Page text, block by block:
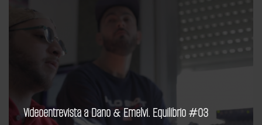
Videoentrevista a Dano & Emelvi. Equilibrio #03